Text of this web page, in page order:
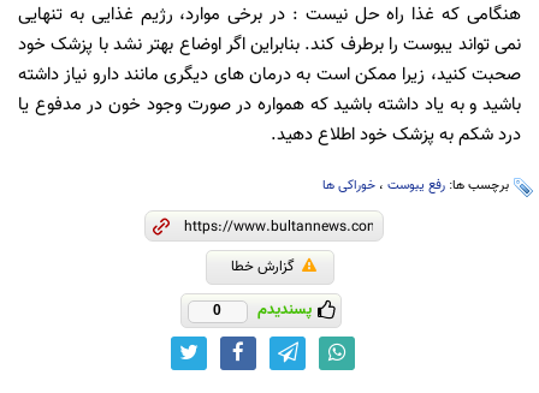
هنگامی که غذا راه حل نیست : در برخی موارد، رژیم غذایی به تنهایی
نمی تواند یبوست را برطرف کند. بنابراین اگر اوضاع بهتر نشد با پزشک خود
صحبت کنید، زیرا ممکن است به درمان های دیگری مانند دارو نیاز داشته
باشید و به یاد داشته باشید که همواره در صورت وجود خون در مدفوع یا
درد شکم به پزشک خود اطلاع دهید.
برچسب ها: رفع یبوست ، خوراکی ها
گزارش خطا
پسندیدم 0